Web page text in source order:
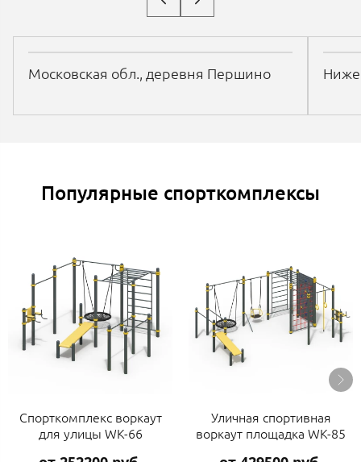
Московская обл., деревня Першино
Популярные спорткомплексы
Спорткомплекс воркаут
для улицы WK-66
Уличная спортивная
воркаут площадка WK-85